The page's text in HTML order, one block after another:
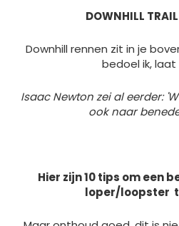
DOWNHILL
Downhill rennen zit in je
bedoel ik, laat
Isaac Newton zei al eerder:
ook naar
Hier zijn 10 tips om een
loper/loopster